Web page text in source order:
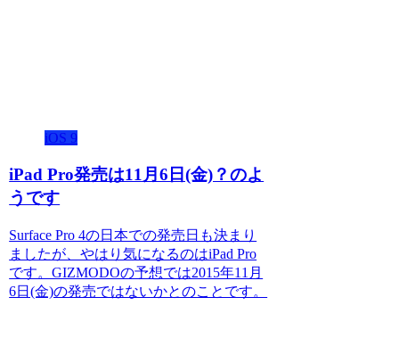
iOS 9
iPad Pro発売は11月6日(金)？のよ
うです
Surface Pro 4の日本での発売日も決まり
ましたが、やはり気になるのはiPad Pro
です。GIZMODOの予想では2015年11月
6日(金)の発売ではないかとのことです。